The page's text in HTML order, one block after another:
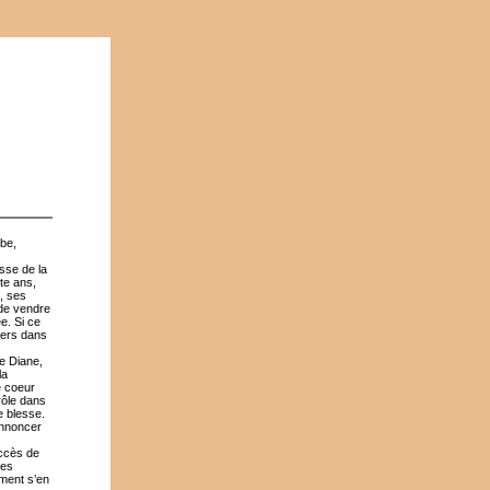
de la
ans,
ses
vendre
Si ce
dans
Diane,
coeur
dans
blesse.
de
s’en